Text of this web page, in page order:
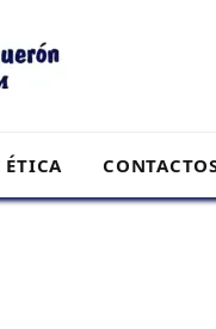
ÉTICA